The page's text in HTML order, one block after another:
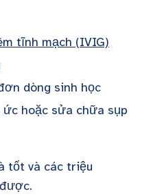
tĩnh mạch (IVIG)
dòng sinh học
hoặc sửa chữa sụp
tốt và các triệu